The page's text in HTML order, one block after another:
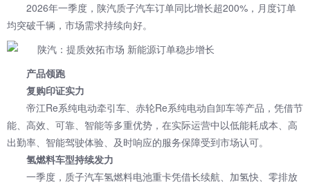
2026年一季度， 陕汽质子汽车订单同比增长超200%，月度订单
均突破千辆，市场需求持续向好。
产品领跑
复购印证实力
帝江Re系纯电动牵引车、赤轮Re系纯电动自卸车等产品，凭借节
能、高效、可靠、智能等多重优势，在实际运营中以低能耗成本、高
出勤率、智能驾驶体验、及时响应的服务保障受到市场认可。
氢燃料车型持续发力
一季度，质子汽车氢燃料电池重卡凭借长续航、加氢快、零排放